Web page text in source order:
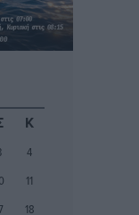
του Θοδωρή
κάτω από
Κ
4
11
18